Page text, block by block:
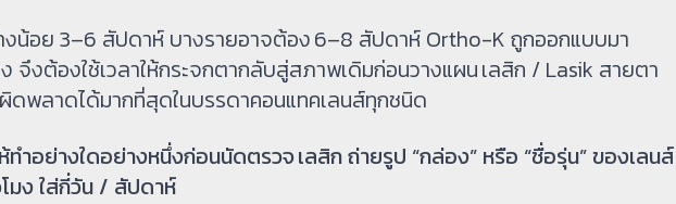
น้อย 3–6 สัปดาห์ บางรายอาจต้อง 6–8 สัปดาห์ Ortho-K ถูกออกแบบมา
จึงต้องใช้เวลาให้กระจกตากลับสู่สภาพเดิมก่อนวางแผน เลสิก / Lasik สายตา
ดพลาดได้มากที่สุดในบรรดาคอนแทคเลนส์ทุกชนิด
ห้ทำอย่างใดอย่างหนึ่งก่อนนัดตรวจ เลสิก ถ่ายรูป “กล่อง” หรือ “ชื่อรุ่น” ของเลนส์
มง ใส่กี่วัน / สัปดาห์